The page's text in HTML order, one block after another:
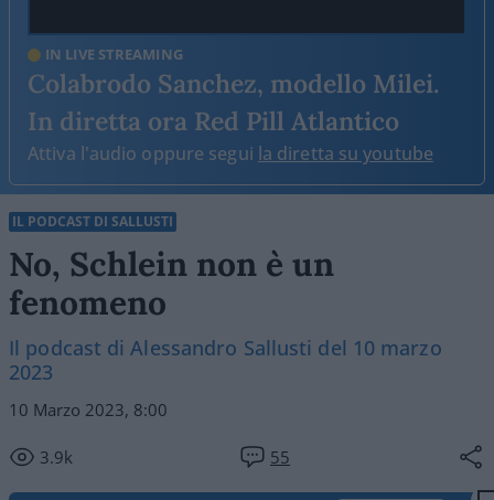
IN LIVE STREAMING
Colabrodo Sanchez, modello Milei.
In diretta ora Red Pill Atlantico
Attiva l'audio oppure segui la diretta su youtube
IL PODCAST DI SALLUSTI
No, Schlein non è un
fenomeno
Il podcast di Alessandro Sallusti del 10 marzo
2023
10 Marzo 2023, 8:00
3.9k 55